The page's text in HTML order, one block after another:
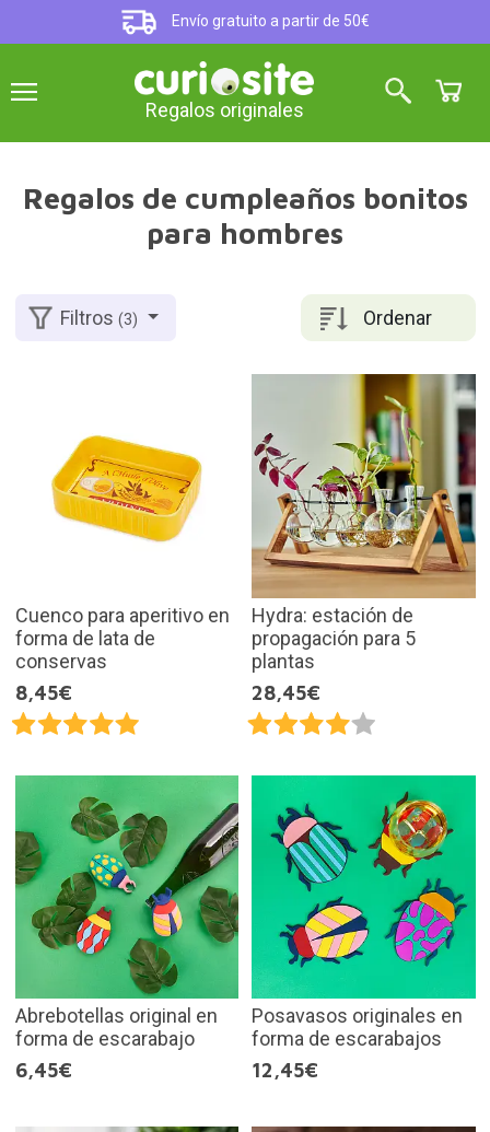
Envío gratuito a partir de 50€
Regalos originales
Regalos de cumpleaños bonitos
para hombres
Ordenar
Filtros(3)
Cuenco para aperitivo en
forma de lata de
conservas
8,45€
Hydra: estación de
propagación para 5
plantas
28,45€
Abrebotellas original en
forma de escarabajo
6,45€
Posavasos originales en
forma de escarabajos
12,45€